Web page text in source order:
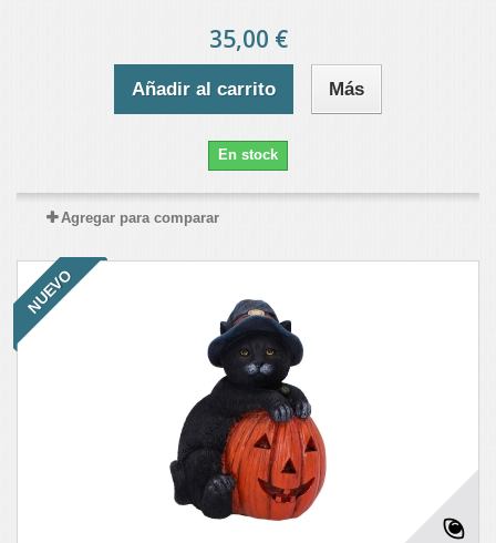
35,00 €
Añadir al carrito Más
En stock
Agregar para comparar
NUEVO